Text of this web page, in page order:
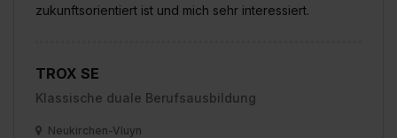
zukunftsorientiert ist und mich sehr interessiert.
TROX SE
Klassische duale Berufsausbildung
Neukirchen-Vluyn